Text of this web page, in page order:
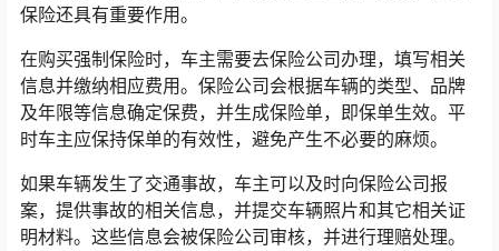
保险还具有重要作用。
在购买强制保险时，车主需要去保险公司办理，填写相关
信息并缴纳相应费用。保险公司会根据车辆的类型、品牌
及年限等信息确定保费，并生成保险单，即保单生效。平
时车主应保持保单的有效性，避免产生不必要的麻烦。
如果车辆发生了交通事故，车主可以及时向保险公司报
案，提供事故的相关信息，并提交车辆照片和其它相关证
明材料。这些信息会被保险公司审核，并进行理赔处理。